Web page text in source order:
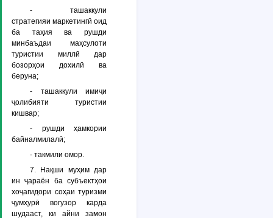
- ташаккули
стратегияи маркетингӣ оид
ба таҳия ва рушди
минбаъдаи маҳсулоти
туристии миллӣ дар
бозорҳои дохилӣ ва
беруна;
- ташаккули имиҷи
ҷолибияти туристии
кишвар;
- рушди ҳамкории
байналмилалӣ;
- такмили омор.
7. Нақши муҳим дар
ин ҷараён ба субъектҳои
хоҷагидори соҳаи туризми
ҷумҳурӣ вогузор карда
шудааст, ки айни замон